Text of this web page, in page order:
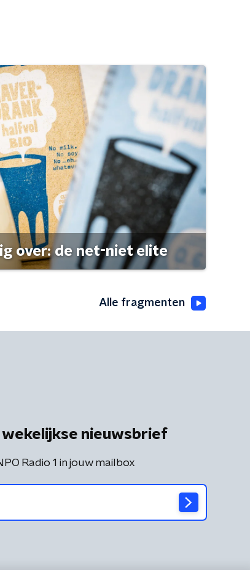
over: de net-niet elite
Alle fragmenten
wekelijkse nieuwsbrief
Radio 1 in jouw mailbox